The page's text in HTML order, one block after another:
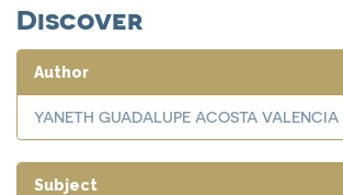
Discover
Author
YANETH GUADALUPE ACOSTA VALENCIA
Subject